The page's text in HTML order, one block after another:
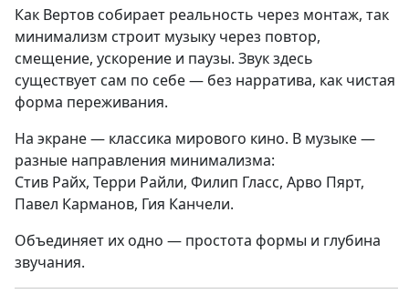
Как Вертов собирает реальность через монтаж, так
минимализм строит музыку через повтор,
смещение, ускорение и паузы. Звук здесь
существует сам по себе — без нарратива, как чистая
форма переживания.
На экране — классика мирового кино. В музыке —
разные направления минимализма:
Стив Райх, Терри Райли, Филип Гласс, Арво Пярт,
Павел Карманов, Гия Канчели.
Объединяет их одно — простота формы и глубина
звучания.